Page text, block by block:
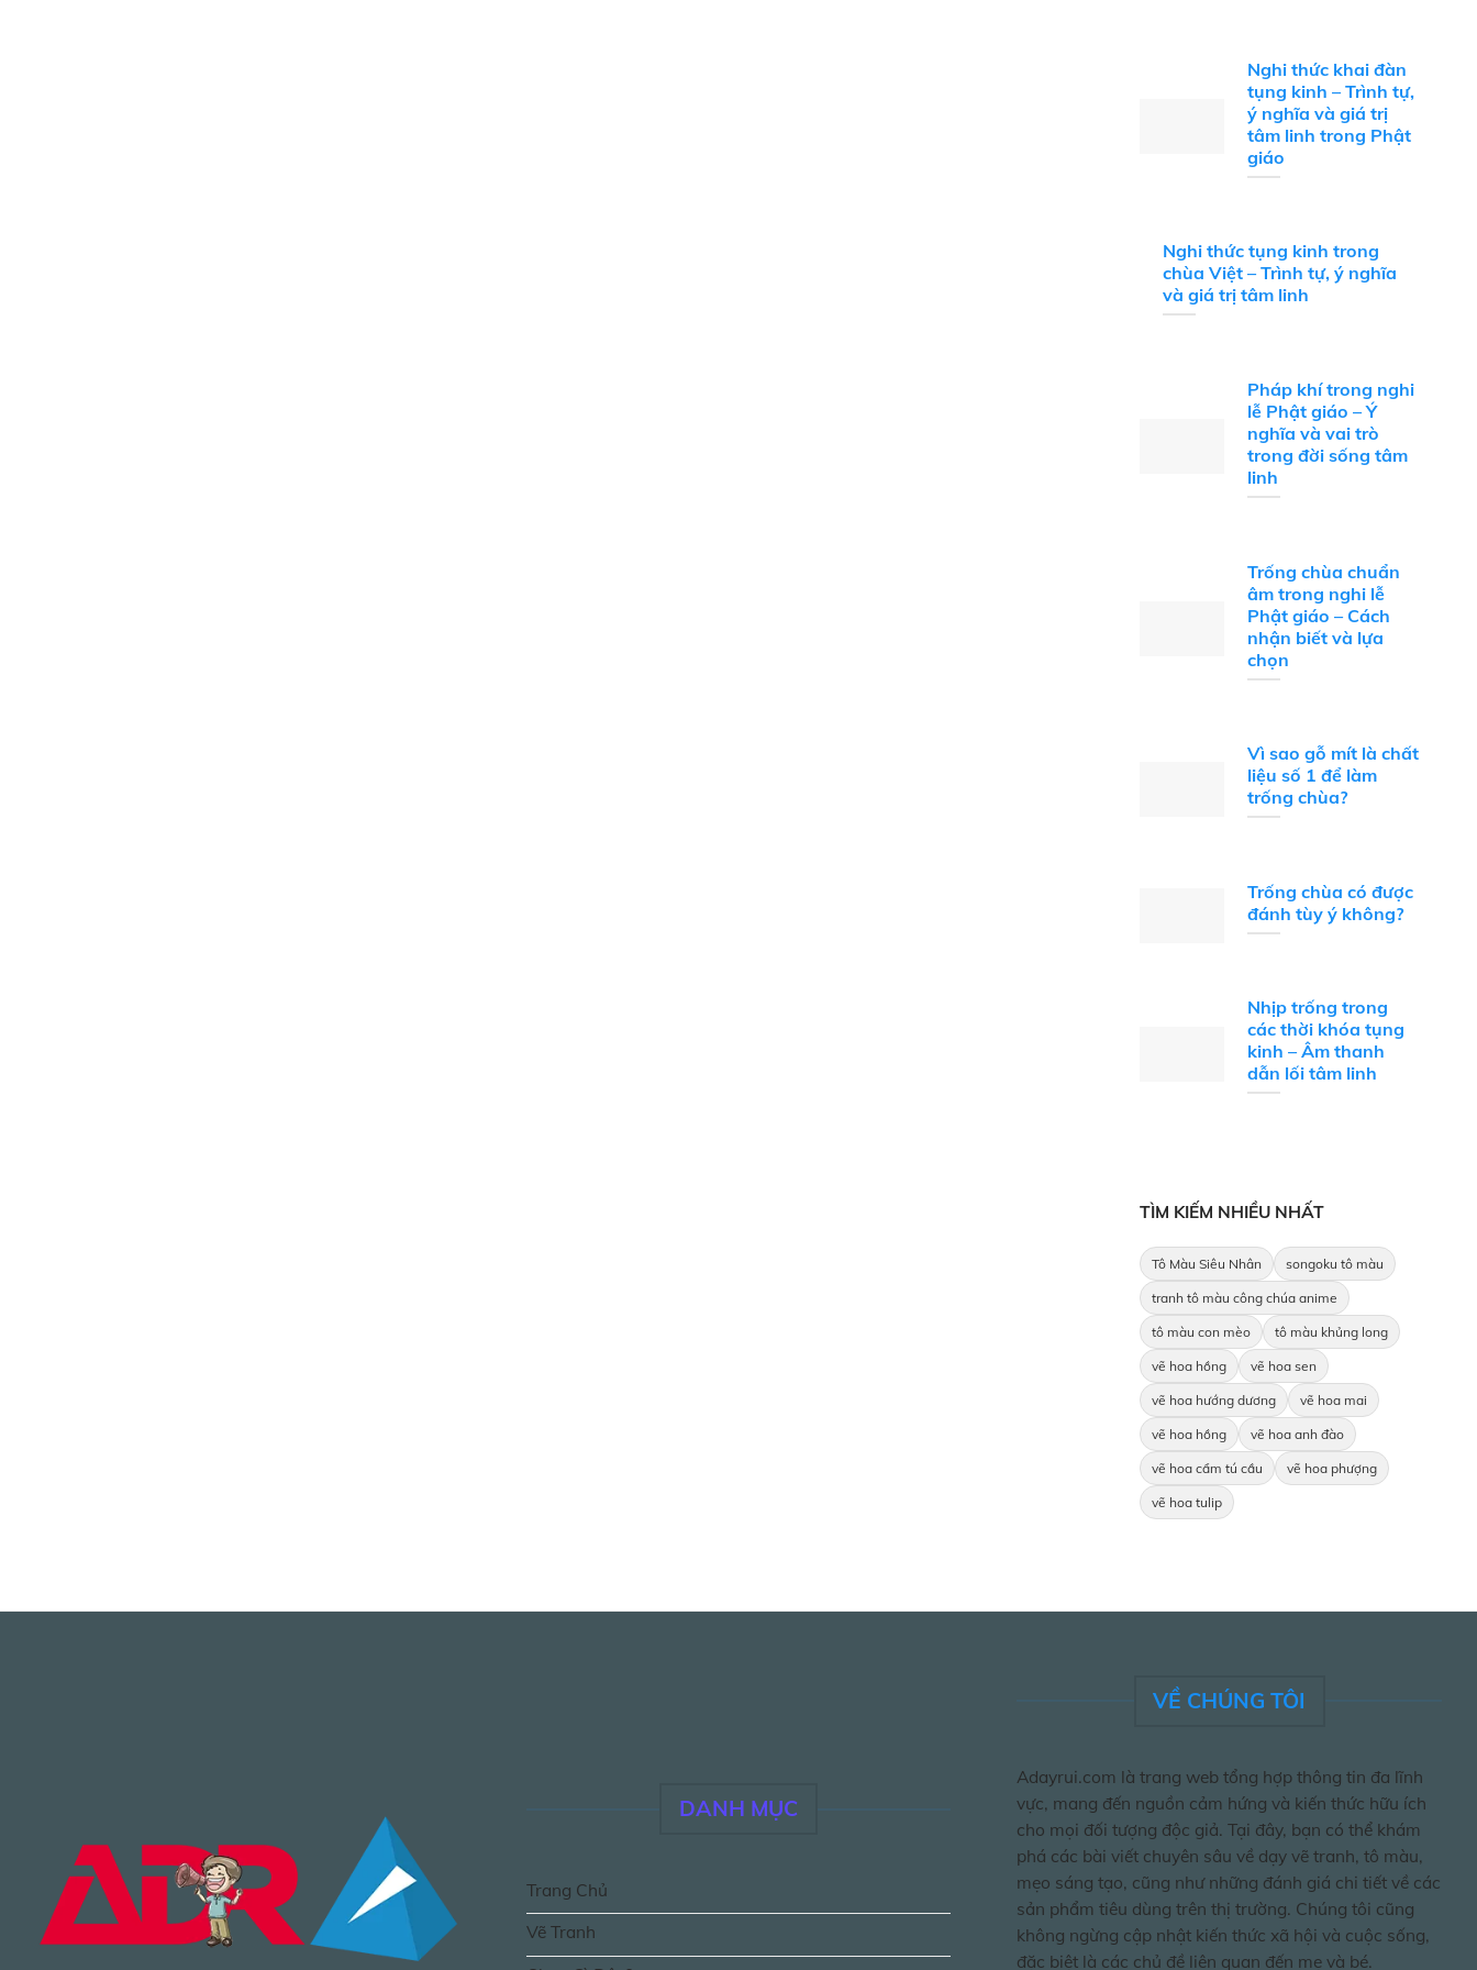
Nghi thức khai đàn
tụng kinh – Trình tự,
ý nghĩa và giá trị
tâm linh trong Phật
giáo
Nghi thức tụng kinh trong
chùa Việt – Trình tự, ý nghĩa
và giá trị tâm linh
Pháp khí trong nghi
lễ Phật giáo – Ý
nghĩa và vai trò
trong đời sống tâm
linh
Trống chùa chuẩn
âm trong nghi lễ
Phật giáo – Cách
nhận biết và lựa
chọn
Vì sao gỗ mít là chất
liệu số 1 để làm
trống chùa?
Trống chùa có được
đánh tùy ý không?
Nhịp trống trong
các thời khóa tụng
kinh – Âm thanh
dẫn lối tâm linh
TÌM KIẾM NHIỀU NHẤT
Tô Màu Siêu Nhân songoku tô màu
tranh tô màu công chúa anime
tô màu con mèo tô màu khủng long
vẽ hoa hồng vẽ hoa sen
vẽ hoa hướng dương vẽ hoa mai
vẽ hoa hồng vẽ hoa anh đào
vẽ hoa cẩm tú cầu vẽ hoa phượng
vẽ hoa tulip
DANH MỤC
Trang Chủ
Vẽ Tranh
VỀ CHÚNG TÔI
Adayrui.com là trang web tổng hợp thông tin đa lĩnh
vực, mang đến nguồn cảm hứng và kiến thức hữu ích
cho mọi đối tượng độc giả. Tại đây, bạn có thể khám
phá các bài viết chuyên sâu về dạy vẽ tranh, tô màu,
mẹo sáng tạo, cũng như những đánh giá chi tiết về các
sản phẩm tiêu dùng trên thị trường. Chúng tôi cũng
không ngừng cập nhật kiến thức xã hội và cuộc sống,
đặc biệt là các chủ đề liên quan đến mẹ và bé.